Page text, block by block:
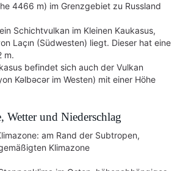
4466 m) im Grenzgebiet zu Russland
ein Schichtvulkan im Kleinen Kaukasus,
Laçın (Südwesten) liegt. Dieser hat eine
m.
befindet sich auch der Vulkan
Kəlbəcər im Westen) mit einer Höhe
und Niederschlag
am Rand der Subtropen,
Klimazone